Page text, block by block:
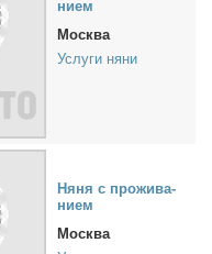
ни­ем
Москва
Услуги няни
Ня­ня с про­жи­ва­
ни­ем
Москва